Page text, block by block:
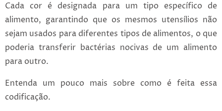
Cada cor é designada para um tipo específico de
alimento, garantindo que os mesmos utensílios não
sejam usados para diferentes tipos de alimentos, o que
poderia transferir bactérias nocivas de um alimento
para outro.
Entenda um pouco mais sobre como é feita essa
codificação.